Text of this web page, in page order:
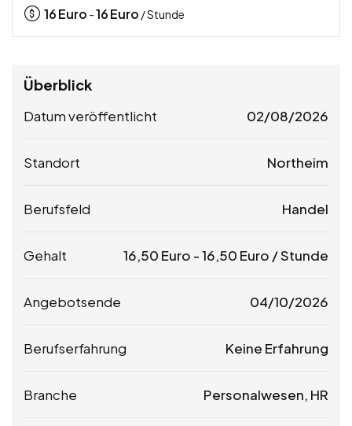
16Euro -16Euro / Stunde
Überblick
Datum veröffentlicht 02/08/2026
Standort Northeim
Berufsfeld Handel
Gehalt 16,50 Euro -16,50 Euro / Stunde
Angebotsende 04/10/2026
Berufserfahrung Keine Erfahrung
Branche Personalwesen, HR